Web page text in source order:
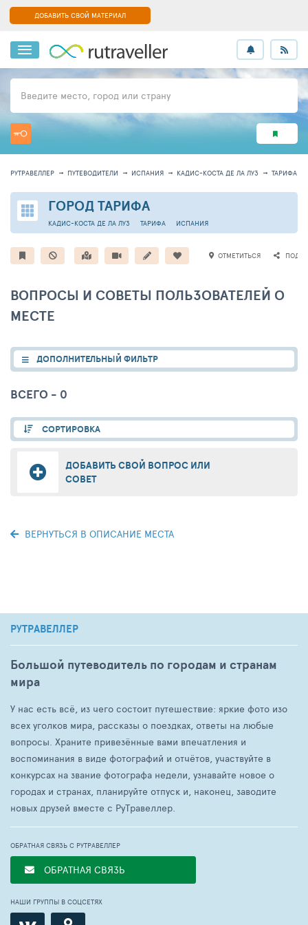
ДОБАВИТЬ СВОЙ МАТЕРИАЛ
Введите место, город или страну
РУТРАВЕЛЛЕР ПУТЕВОДИТЕЛИ ИСПАНИЯ КАДИС-КОСТА ДЕ ЛА ЛУЗ ТАРИФА
ГОРОД ТАРИФА
ИСПАНИЯ
КАДИС-КОСТА ДЕ ЛА ЛУЗ ТАРИФА
ОТМЕТИТЬСЯ
ВОПРОСЫ И СОВЕТЫ ПОЛЬЗОВАТЕЛЕЙ О
МЕСТЕ
ДОПОЛНИТЕЛЬНЫЙ ФИЛЬТР
ВСЕГО - 0
СОРТИРОВКА
ДОБАВИТЬ СВОЙ ВОПРОС ИЛИ
СОВЕТ
ВЕРНУТЬСЯ В ОПИСАНИЕ МЕСТА
РУТРАВЕЛЛЕР
Большой путеводитель по городам и странам
мира
У нас есть всё, из чего состоит путешествие: яркие фото изо
всех уголков мира, рассказы о поездках, ответы на любые
вопросы. Храните привезённые вами впечатления и
воспоминания в виде фотографий и отчётов, участвуйте в
конкурсах на звание фотографа недели, узнавайте новое о
городах и странах, планируйте отпуск и, наконец, заводите
новых друзей вместе с РуТравеллер.
ОБРАТНАЯ СВЯЗЬ С РУТРАВЕЛЛЕР
ОБРАТНАЯ СВЯЗЬ
НАШИ ГРУППЫ В СОЦСЕТЯХ